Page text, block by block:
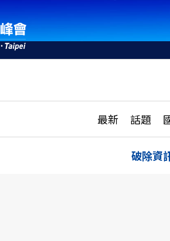
最新 話題
活動
破除資